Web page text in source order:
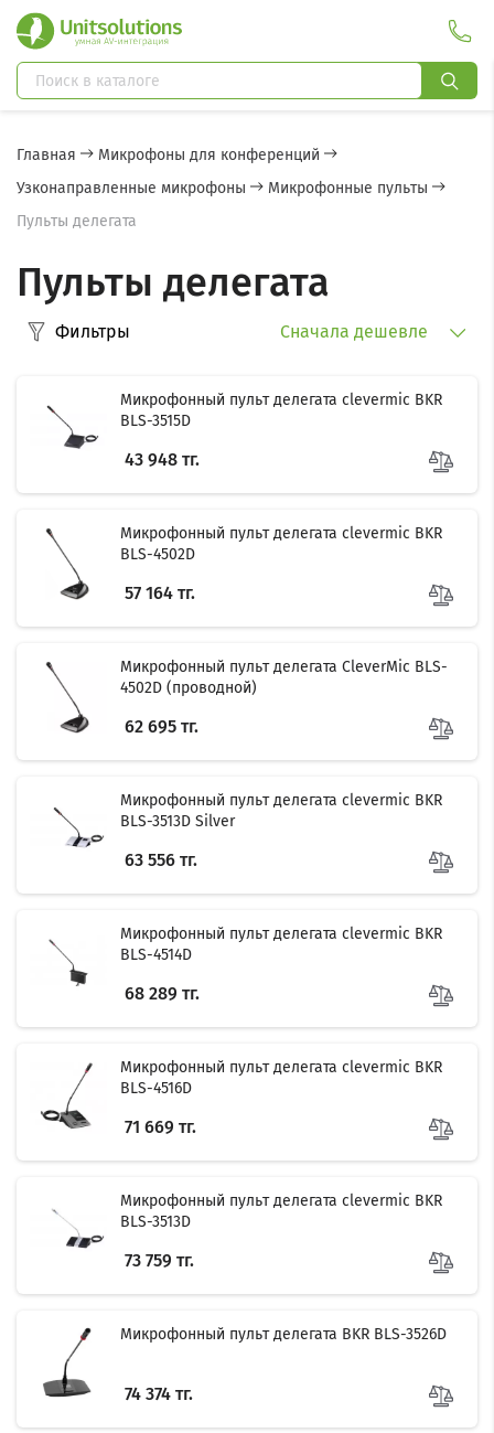
Главная
Микрофоны для конференций
Узконаправленные микрофоны
Микрофонные пульты
Пульты делегата
Пульты делегата
Фильтры Сначала дешевле
Микрофонный пульт делегата clevermic BKR
BLS-3515D
43 948 тг.
Микрофонный пульт делегата clevermic BKR
BLS-4502D
57 164 тг.
Микрофонный пульт делегата CleverMic BLS-
4502D (проводной)
62 695 тг.
Микрофонный пульт делегата clevermic BKR
BLS-3513D Silver
63 556 тг.
Микрофонный пульт делегата clevermic BKR
BLS-4514D
68 289 тг.
Микрофонный пульт делегата clevermic BKR
BLS-4516D
71 669 тг.
Микрофонный пульт делегата clevermic BKR
BLS-3513D
73 759 тг.
Микрофонный пульт делегата BKR BLS-3526D
74 374 тг.